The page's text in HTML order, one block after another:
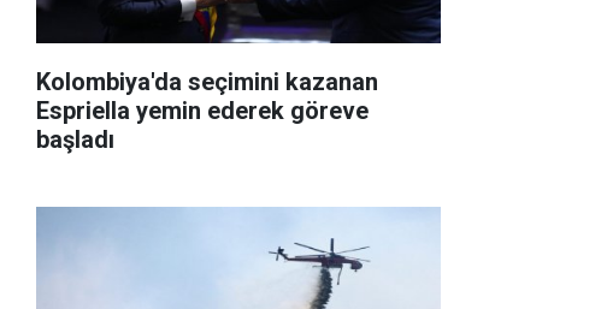
Kolombiya'da seçimini kazanan
Espriella yemin ederek göreve
başladı